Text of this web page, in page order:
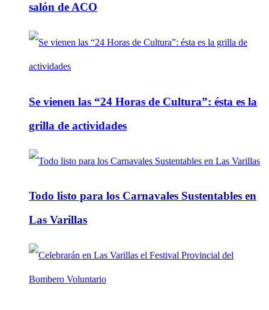
salón de ACO
Se vienen las “24 Horas de Cultura”: ésta es la
grilla de actividades
Todo listo para los Carnavales Sustentables en
Las Varillas